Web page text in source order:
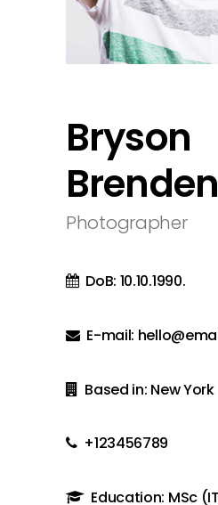
Bryson
Brenden
Photographer
DoB: 10.10.1990.
E-mail:
Based in: New York
+123456789
Education: MSc